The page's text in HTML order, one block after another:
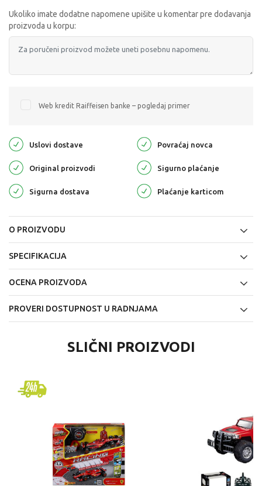
Ukoliko imate dodatne napomene upišite u komentar pre dodavanja
proizvoda u korpu:
Web kredit Raiffeisen banke – pogledaj primer
Uslovi dostave Povraćaj novca
Original proizvodi Sigurno plaćanje
Sigurna dostava Plaćanje karticom
O PROIZVODU
SPECIFIKACIJA
OCENA PROIZVODA
PROVERI DOSTUPNOST U RADNJAMA
SLIČNI PROIZVODI